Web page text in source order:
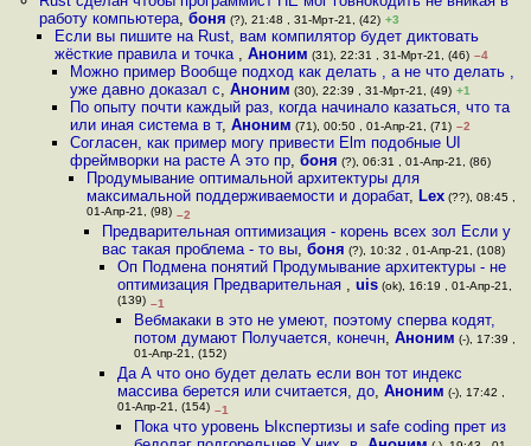
работу компьютера, боня (?), 21:48 , 31-Мрт-21, (42) +3
Если вы пишите на Rust, вам компилятор будет диктовать
жёсткие правила и точка , Аноним (31), 22:31 , 31-Мрт-21, (46) –4
Можно пример Вообще подход как делать , а не что делать ,
уже давно доказал с,Аноним (30), 22:39 , 31-Мрт-21, (49) +1
По опыту почти каждый раз, когда начинало казаться, что та
или иная система в т,Аноним (71), 00:50 , 01-Апр-21, (71) –2
Согласен, как пример могу привести Elm подобные UI
фреймворки на расте А это пр,боня (?), 06:31 , 01-Апр-21, (86)
Продумывание оптимальной архитектуры для
максимальной поддерживаемости и дорабат, Lex(??), 08:45 ,
01-Апр-21, (98) –2
Предварительная оптимизация - корень всех зол Если у
вас такая проблема - то вы, боня (?), 10:32 , 01-Апр-21, (108)
Оп Подмена понятий Продумывание архитектуры - не
оптимизация Предварительная ,uis (ok), 16:19 , 01-Апр-21,
(139) –1
Вебмакаки в это не умеют, поэтому сперва кодят,
потом думают Получается, конечн, Аноним (-), 17:39 ,
01-Апр-21, (152)
Да А что оно будет делать если вон тот индекс
массива берется или считается, до,Аноним (-), 17:42 ,
01-Апр-21, (154) –1
Пока что уровень Ыкспертизы и safe coding прет из